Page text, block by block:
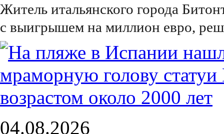
Житель итальянского города
с выигрышем на миллион евро,
04.08.2026